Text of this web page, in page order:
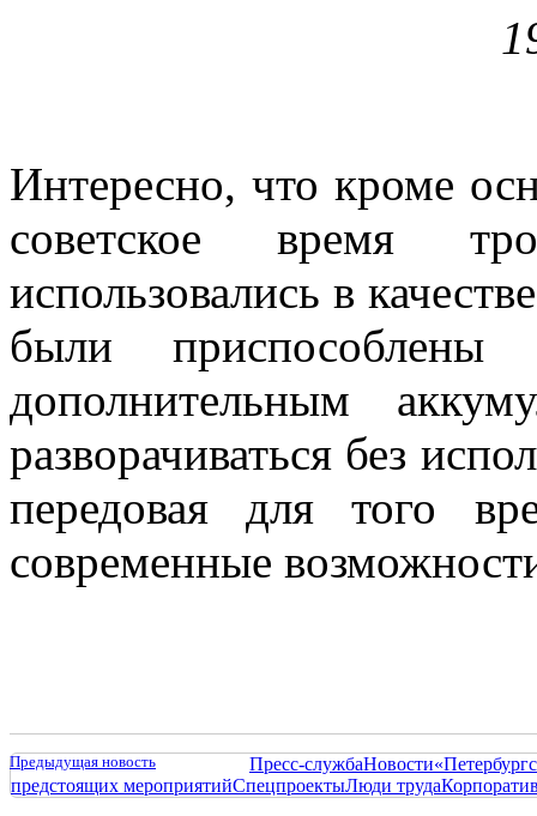
Интересно, что кроме
советское время
использовались в
были
дополнительным
разворачиваться без
передовая для того
современные
Предыдущая новость Пресс-службаНовости
предстоящих мероприятийСпецпроектыЛюди труда